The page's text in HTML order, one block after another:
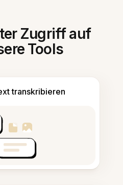
Zugriff auf
Tools
transkribieren